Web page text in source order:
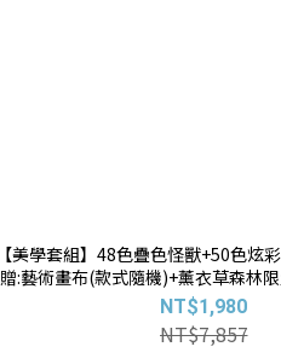
【美學套組】48色疊色怪獸+50色炫
贈:藝術畫布(款式隨機)+薰衣草森林
(款式隨機)+薰衣草森林新社免費入園
NT$1,980
NT$7,857